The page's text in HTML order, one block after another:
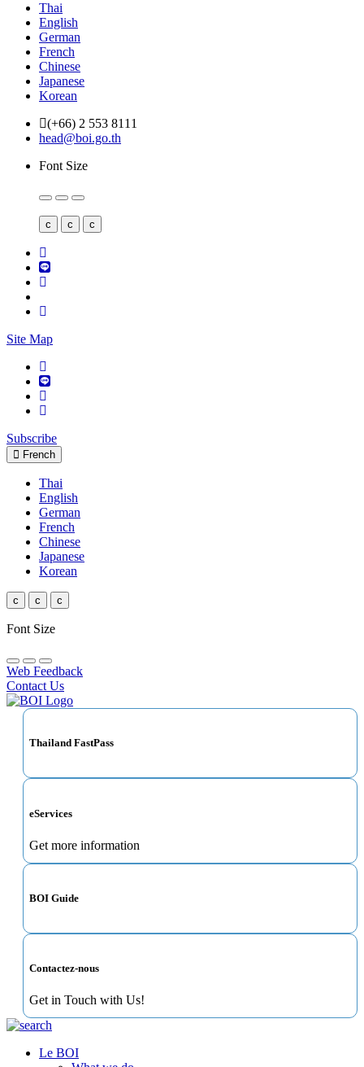
Thai
English
German
French
Chinese
Japanese
Korean
(+66) 2 553 8111
head@boi.go.th
Font Size
c c c
Site Map
Subscribe
French
Thai
English
German
French
Chinese
Japanese
Korean
c c c
Font Size
Web Feedback
Contact Us
Thailand FastPass
eServices
Get more information
BOI Guide
Contactez-nous
Get in Touch with Us!
Le BOI